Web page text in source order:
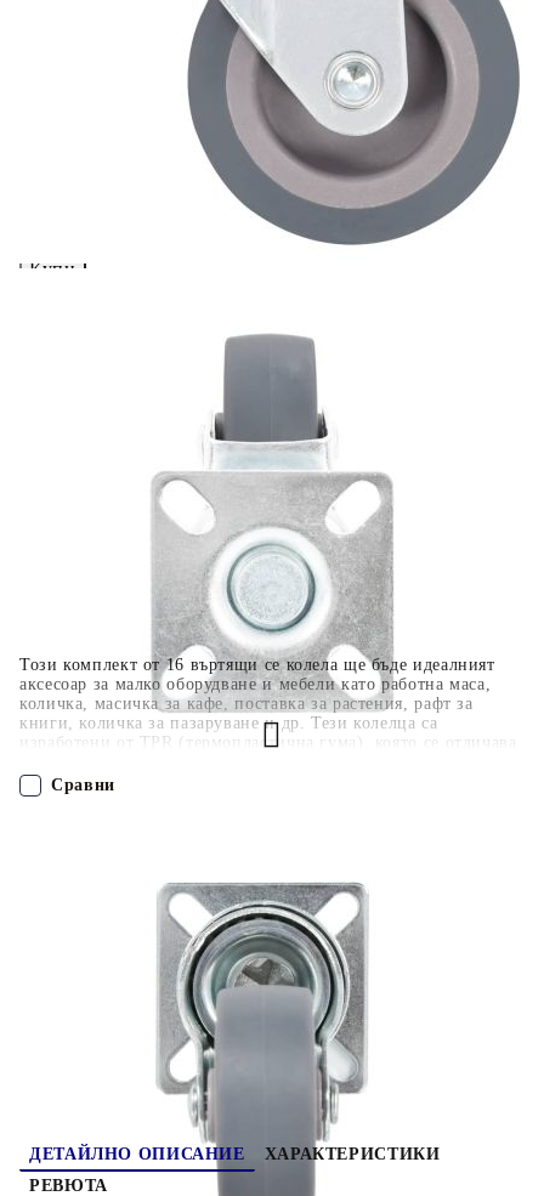
Този комплект от 16 въртящи се колела ще бъде идеалният
аксесоар за малко оборудване и мебели като работна маса,
количка, масичка за кафе, поставка за растения, рафт за
книги, количка за пазаруване и др. Тези колелца са
изработени от TPR (термопластична гума), която се отличава
колелцата да работят гладко и тихо. Освен това техните меки
повърхности ефективно предпазват вашия под от
Всяко колело има максимална товароносимост до 35 кг.
Доставката включва 16 въртящи се колела.
Предоставената таблица е с информационна цел.
Добавете продукта в количката си с бутона "Добави в
количката" и при поръчка ще можете да изберете броя
вноски на кредита.
Предоставената таблица е с информационна цел.
Добавете продукта в количката си с бутона "Добави в
количката" и при поръчка ще можете да изберете броя
разполагате с три начина да я платите към тях:
Отложено до 30 дни от момента на изпращане на
поръчката без оскъпяване. За покупки на стойност до
Плащане на 4 вноски. Заплащате 20% от стойността на
поръчката си на момента с карта. Останалата сума се
разделя на 3 равни месечни вноски без оскъпяване. За
покупки на стойност до 1000 лв. / €511.31
Плащане на 6 вноски. Стойността на поръчката се
разпределя в 6 равни месечни вноски с оскъпяване. За
покупки на стойност до 2000 лв. / €1022.61
Наш представител ще се свърже с Вас в рамките на работния ден!
Сравни
ДЕТАЙЛНО ОПИСАНИЕ
ХАРАКТЕРИСТИКИ
РЕВЮТА